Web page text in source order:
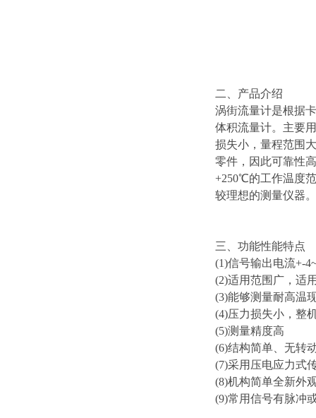
二、产品介绍
涡街流量计是根据
体积流量计。主要
损失小，量程范围
零件，因此可靠性
+250℃的工作温度
较理想的测量仪器。
三、功能性能特点
(1)信号输出电流+-
(2)适用范围广，适
(3)能够测量耐高温
(4)压力损失小，整
(5)测量精度高
(6)结构简单、无转
(7)采用压电应力式
(8)机构简单全新外
(9)常用信号有脉冲